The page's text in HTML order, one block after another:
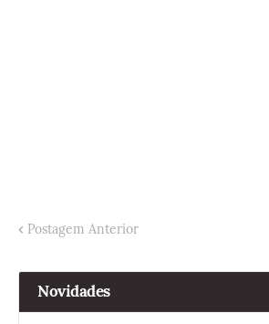
Postagem Anterior
Novidades